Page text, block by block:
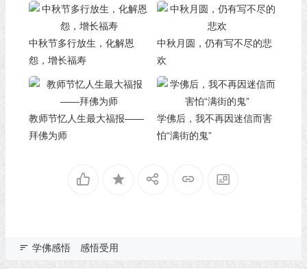
中秋节多行放生，化解恩
怨，增长福寿
中秋月圆，仍有写不尽的悲
欢
教师节忆人生最大福报——
拜佛为师
学佛后，我不再因迷信而害
怕“满街的鬼”
学佛感悟 感悟受用